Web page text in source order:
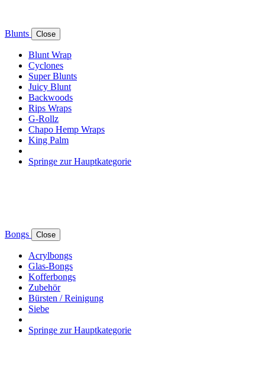
Blunts Close
Blunt Wrap
Cyclones
Super Blunts
Juicy Blunt
Backwoods
Rips Wraps
G-Rollz
Chapo Hemp Wraps
King Palm
Springe zur Hauptkategorie
Bongs Close
Acrylbongs
Glas-Bongs
Kofferbongs
Zubehör
Bürsten / Reinigung
Siebe
Springe zur Hauptkategorie